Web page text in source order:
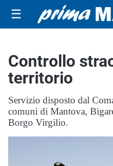
☰
Controllo
territorio
Servizio disposto dal
comuni di Mantova,
Borgo Virgilio.